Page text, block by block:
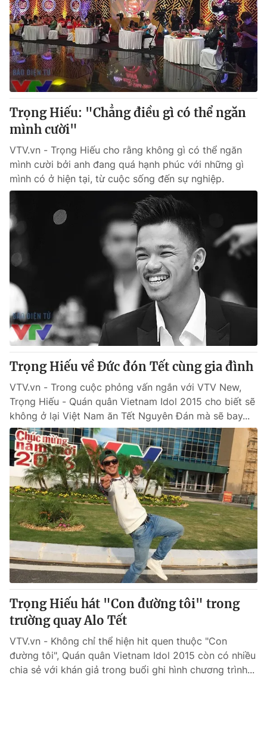
Trọng Hiếu: "Chẳng điều gì có thể ngăn
mình cười"
VTV.vn - Trọng Hiếu cho rằng không gì có thể ngăn
mình cười bởi anh đang quá hạnh phúc với những gì
mình có ở hiện tại, từ cuộc sống đến sự nghiệp.
Trọng Hiếu về Đức đón Tết cùng gia đình
VTV.vn - Trong cuộc phỏng vấn ngắn với VTV New,
Trọng Hiếu - Quán quân Vietnam Idol 2015 cho biết sẽ
không ở lại Việt Nam ăn Tết Nguyên Đán mà sẽ bay...
Trọng Hiếu hát "Con đường tôi" trong
trường quay Alo Tết
VTV.vn - Không chỉ thể hiện hit quen thuộc "Con
đường tôi", Quán quân Vietnam Idol 2015 còn có nhiều
chia sẻ với khán giả trong buổi ghi hình chương trình...